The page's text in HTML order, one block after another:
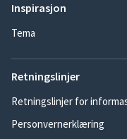
Inspirasjon
Tema
Retningslinjer
Retningslinjer for
Personvernerklæring